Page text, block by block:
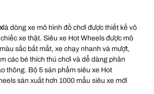
là dòng xe mô hình đồ chơi được thiết kế vô
xe thật. Siêu xe Hot Wheels được mô
sắc bắt mắt, xe chạy nhanh và mượt,
các bé thích thú chơi và dễ dàng phân
thông. Bộ 5 sản phẩm siêu xe Hot
sản xuất hơn 1000 mẫu siêu xe mới